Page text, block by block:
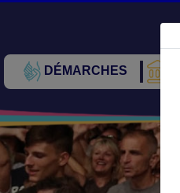
DÉMARCHES